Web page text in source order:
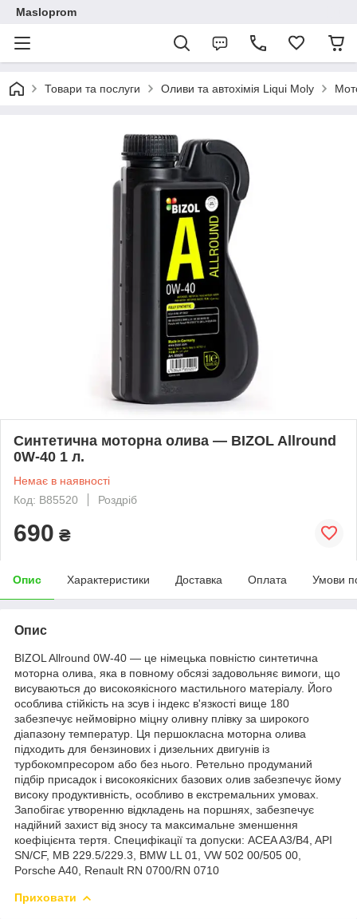
Masloprom
Товари та послуги Оливи та автохімія Liqui Moly
Синтетична моторна олива — BIZOL Allround
0W-40 1 л.
Немає в наявності
Код: B85520
Роздріб
690 ₴
Опис Характеристики Доставка Оплата Умови
Опис
BIZOL Allround 0W-40 — це німецька повністю синтетична
моторна олива, яка в повному обсязі задовольняє вимоги, що
висуваються до високоякісного мастильного матеріалу. Його
особлива стійкість на зсув і індекс в'язкості вище 180
забезпечує неймовірно міцну оливну плівку за широкого
діапазону температур. Ця першокласна моторна олива
підходить для бензинових і дизельних двигунів із
турбокомпресором або без нього. Ретельно продуманий
підбір присадок і високоякісних базових олив забезпечує йому
високу продуктивність, особливо в екстремальних умовах.
Запобігає утворенню відкладень на поршнях, забезпечує
надійний захист від зносу та максимальне зменшення
коефіцієнта тертя. Специфікації та допуски: ACEA A3/B4, API
SN/CF, MB 229.5/229.3, BMW LL 01, VW 502 00/505 00,
Porsche A40, Renault RN 0700/RN 0710
Приховати